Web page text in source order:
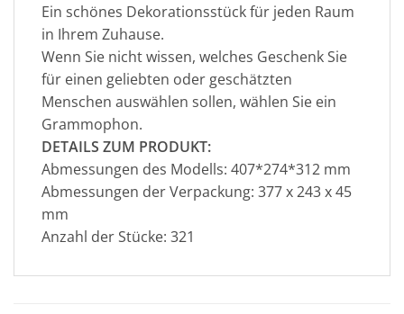
Ein schönes Dekorationsstück für jeden Raum
in Ihrem Zuhause.
Wenn Sie nicht wissen, welches Geschenk Sie
für einen geliebten oder geschätzten
Menschen auswählen sollen, wählen Sie ein
Grammophon.
DETAILS ZUM PRODUKT:
Abmessungen des Modells: 407*274*312 mm
Abmessungen der Verpackung: 377 x 243 x 45
mm
Anzahl der Stücke: 321